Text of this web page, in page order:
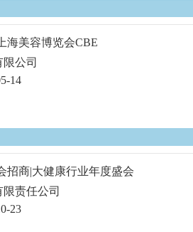
海美容博览会CBE
公司
14
招商|大健康行业年度盛会
责任公司
23